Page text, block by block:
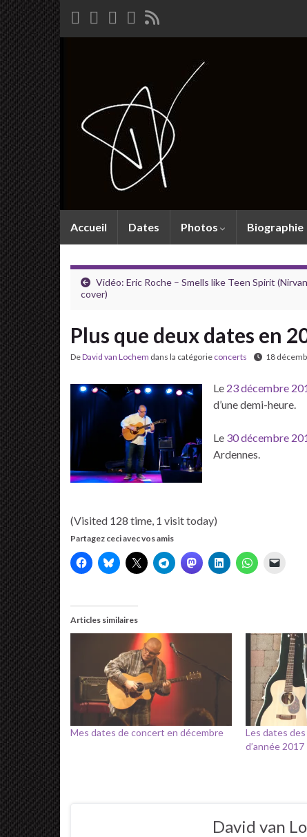
Accueil Dates Photos Biographie
Vidéo: Eric Roche – Smells like Teen Spirit
cover)
Plus que deux dates en
DeDavid van Lochem dans la catégorie concerts 18
Le 23 décembre
d’une demi-heure.
Le 30 décembre
Ardennes.
(Visited 128 time, 1 visit today)
Partagez ceci avec vos amis
Articles similaires
Mes dates de concert en décembre
Les dates
d’année 2017
David van